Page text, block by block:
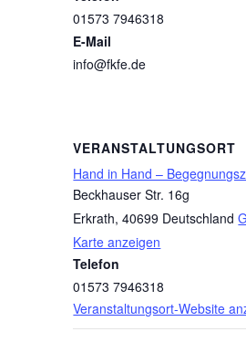
01573 7946318
E-Mail
info@fkfe.de
VERANSTALTUNGSORT
Hand in Hand –
Beckhauser Str. 16g
Erkrath, 40699 Deutschland
Karte anzeigen
Telefon
01573 7946318
Veranstaltungsort-Website